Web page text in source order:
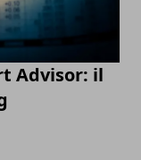
Advisor: il